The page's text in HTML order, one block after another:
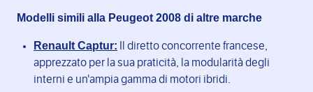
Modelli simili alla Peugeot 2008 di altre marche
Renault Captur: Il diretto concorrente francese,
apprezzato per la sua praticità, la modularità degli
interni e un'ampia gamma di motori ibridi.